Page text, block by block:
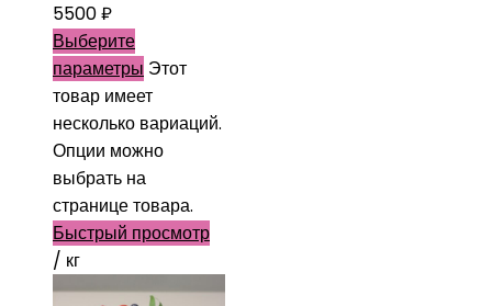
5500₽
Выберите
параметры Этот
товар имеет
несколько вариаций.
Опции можно
выбрать на
странице товара.
Быстрый просмотр
/ кг